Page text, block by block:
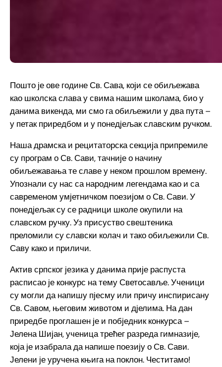
Пошто је ове године Св. Сава, који се обиљежава
као школска слава у свима нашим школама, био у
данима викенда, ми смо га обиљежили у два пута –
у петак приредбом и у понедјељак славским ручком.
Наша драмска и рецитаторска секција припремиле
су програм о Св. Сави, тачније о начину
обиљежавања те славе у неком прошлом времену.
Упознали су нас са народним легендама као и са
савременом умјетничком поезијом о Св. Сави. У
понедјељак су се радници школе окупили на
славском ручку. Уз присуство свештеника
преломили су славски колач и тако обиљежили Св.
Саву како и приличи.
Актив српског језика у данима прије распуста
расписао је конкурс на тему Светосавље. Ученици
су могли да напишу пјесму или причу инспирисану
Св. Савом, његовим животом и дјелима. На дан
приредбе проглашен је и побједник конкурса –
Јелена Шијан, ученица трећег разреда гимназије,
која је изабрала да напише поезију о Св. Сави.
Јелени је уручена књига на поклон. Честитамо!